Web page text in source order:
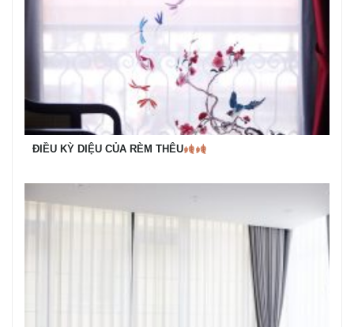
ĐIỀU KỲ DIỆU CỦA RÈM THÊU